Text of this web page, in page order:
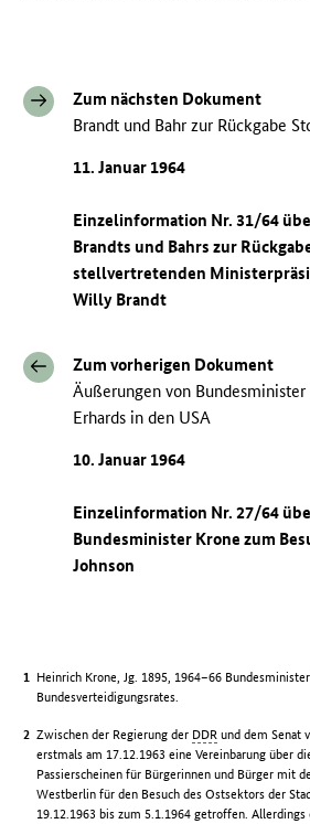
Zum nächsten Dokument
Brandt und Bahr zur Rückgabe
11. Januar 1964
Einzelinformation Nr. 31/64
Brandts und Bahrs zur
stellvertretenden
Willy Brandt
Zum vorherigen Dokument
Äußerungen von
Erhards in den USA
10. Januar 1964
Einzelinformation Nr. 27/64
Bundesminister Krone zum
Johnson
Heinrich Krone, Jg. 1895, 1964–66
Bundesverteidigungsrates.
Zwischen der Regierung der DDR und dem Senat
erstmals am 17.12.1963 eine Vereinbarung über
Passierscheinen für Bürgerinnen und Bürger mit
Westberlin für den Besuch des Ostsektors der
19.12.1963 bis zum 5.1.1964 getroffen. Allerdings